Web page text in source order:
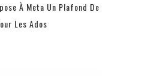
À Meta Un Plafond De
Les Ados